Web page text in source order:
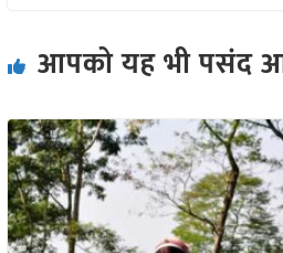
आपको यह भी पसंद